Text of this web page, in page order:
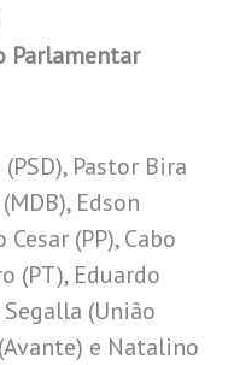
Parlamentar
Pastor Bira
Edson
(PP), Cabo
(PT), Eduardo
(União
e Natalino